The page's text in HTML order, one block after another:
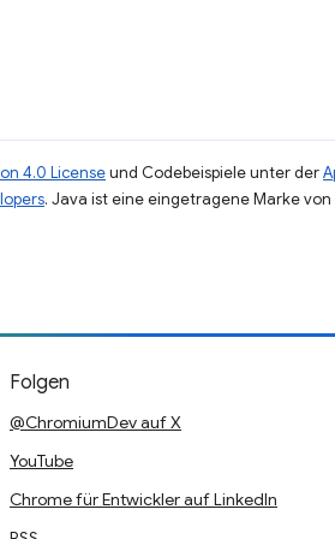
4.0 Licenseund Codebeispiele unter der
. Java ist eine eingetragene Marke
Folgen
@ChromiumDev auf X
YouTube
Chrome für Entwickler auf LinkedIn